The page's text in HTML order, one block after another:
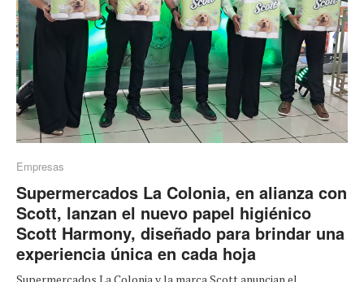
Empresas
Supermercados La Colonia, en alianza con
Scott, lanzan el nuevo papel higiénico
Scott Harmony, diseñado para brindar una
experiencia única en cada hoja